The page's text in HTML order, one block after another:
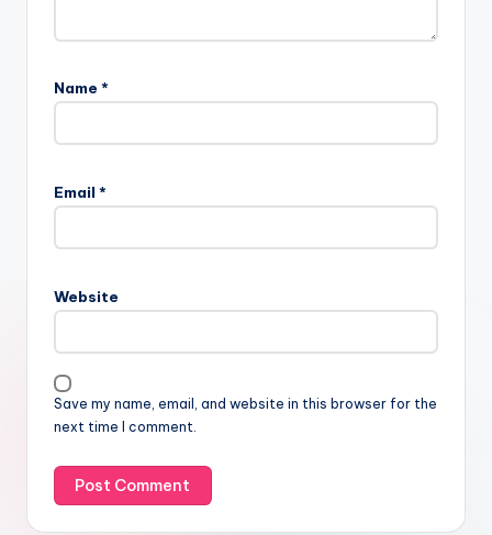
Name *
Email *
Website
Save my name, email, and website in this browser for the
next time I comment.